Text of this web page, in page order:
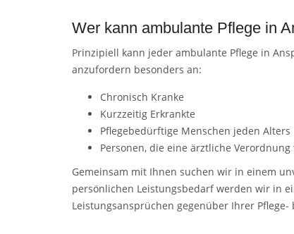
Wer kann ambulante Pflege in
Prinzipiell kann jeder ambulante Pflege in
anzufordern besonders an:
Chronisch Kranke
Kurzzeitig Erkrankte
Pflegebedürftige Menschen jeden Alters
Personen, die eine ärztliche
Gemeinsam mit Ihnen suchen wir in einem
persönlichen Leistungsbedarf werden wir in
Leistungsansprüchen gegenüber Ihrer Pflege-